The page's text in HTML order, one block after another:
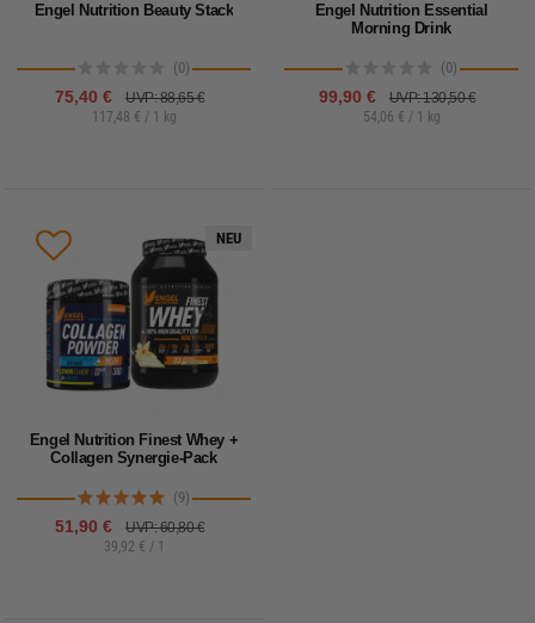
Engel Nutrition Beauty Stack
(0)
75,40 €
UVP: 88,65 €
117,48 € / 1 kg
Engel Nutrition Essential
Morning Drink
(0)
99,90 €
UVP: 130,50 €
54,06 € / 1 kg
NEU
Engel Nutrition Finest Whey +
Collagen Synergie-Pack
(9)
51,90 €
UVP: 60,80 €
39,92 € / 1